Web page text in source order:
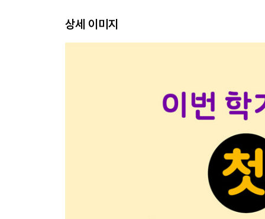
+ 첫째 마당 통과 문제
15 대분수와 자연수의 곱셈 연습
16 약분이 되는 대분수와 자연수의 곱셈 연습
18 자연수와 분모가 약분이 되면 약분 먼저!
20 약분이 되는 자연수와 대분수의 곱셈 연습
21 단위분수끼리 곱하면 분자는 항상 1!
22 분자는 분자끼리, 분모는 분모끼리 곱하자
상세 이미지